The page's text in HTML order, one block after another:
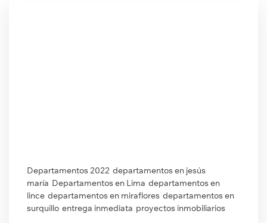
Departamentos 2022 departamentos en jesús
maría Departamentos en Lima departamentos en
lince departamentos en miraflores departamentos en
surquillo entrega inmediata proyectos inmobiliarios